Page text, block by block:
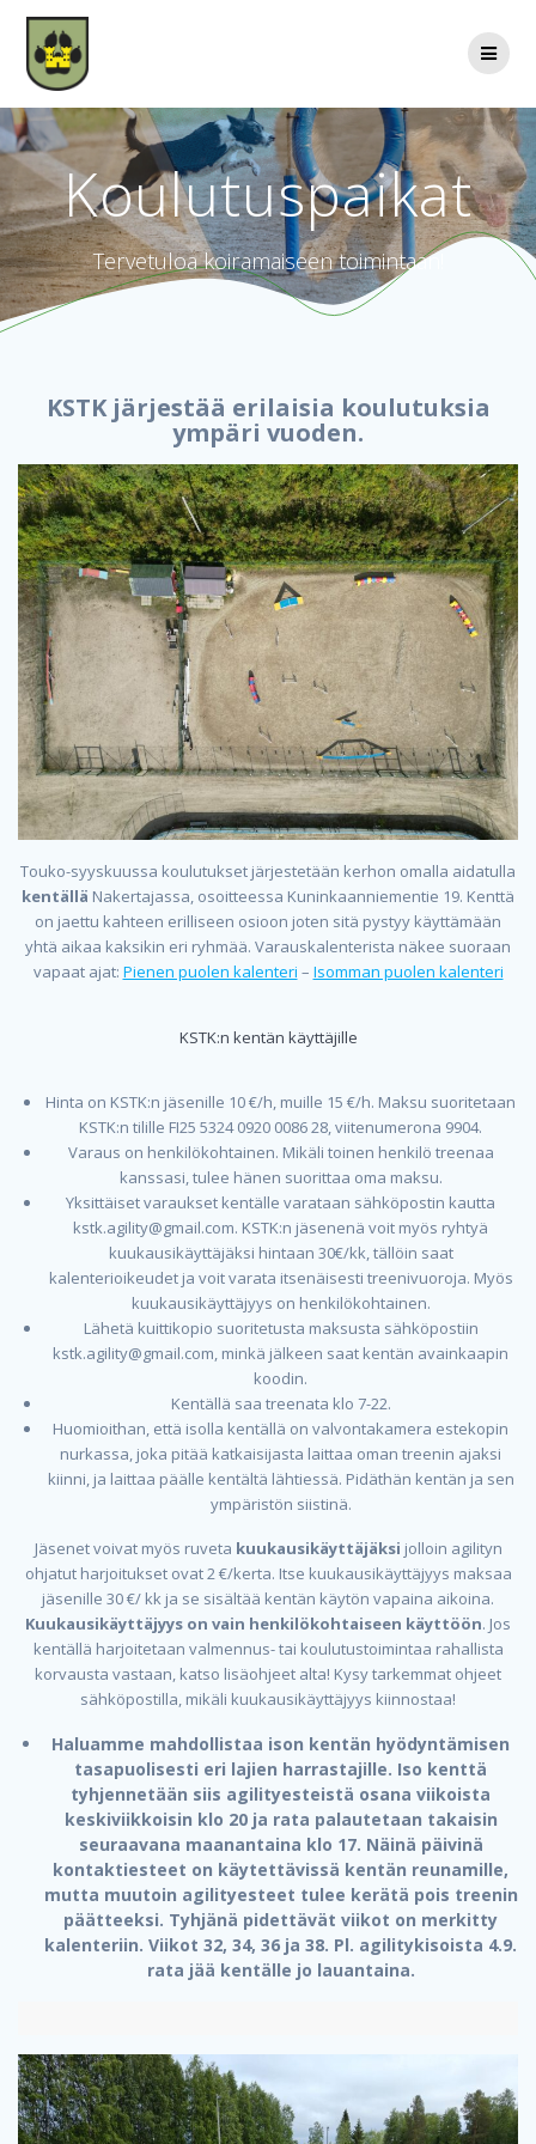
Koulutuspaikat
Tervetuloa koiramaiseen toimintaan!
KSTK järjestää erilaisia koulutuksia
ympäri vuoden.
Touko-syyskuussa koulutukset järjestetään kerhon omalla aidatulla
kentällä Nakertajassa, osoitteessa Kuninkaanniementie 19. Kenttä
on jaettu kahteen erilliseen osioon joten sitä pystyy käyttämään
yhtä aikaa kaksikin eri ryhmää. Varauskalenterista näkee suoraan
vapaat ajat: Pienen puolen kalenteri – Isomman puolen kalenteri
KSTK:n kentän käyttäjille
Hinta on KSTK:n jäsenille 10 €/h, muille 15 €/h. Maksu suoritetaan
KSTK:n tilille FI25 5324 0920 0086 28, viitenumerona 9904.
Varaus on henkilökohtainen. Mikäli toinen henkilö treenaa
kanssasi, tulee hänen suorittaa oma maksu.
Yksittäiset varaukset kentälle varataan sähköpostin kautta
kstk.agility@gmail.com. KSTK:n jäsenenä voit myös ryhtyä
kuukausikäyttäjäksi hintaan 30€/kk, tällöin saat
kalenterioikeudet ja voit varata itsenäisesti treenivuoroja. Myös
kuukausikäyttäjyys on henkilökohtainen.
Lähetä kuittikopio suoritetusta maksusta sähköpostiin
kstk.agility@gmail.com, minkä jälkeen saat kentän avainkaapin
koodin.
Kentällä saa treenata klo 7-22.
Huomioithan, että isolla kentällä on valvontakamera estekopin
nurkassa, joka pitää katkaisijasta laittaa oman treenin ajaksi
kiinni, ja laittaa päälle kentältä lähtiessä. Pidäthän kentän ja sen
ympäristön siistinä.
Jäsenet voivat myös ruveta kuukausikäyttäjäksi jolloin agilityn
ohjatut harjoitukset ovat 2 €/kerta. Itse kuukausikäyttäjyys maksaa
jäsenille 30 €/ kk ja se sisältää kentän käytön vapaina aikoina.
Kuukausikäyttäjyys on vain henkilökohtaiseen käyttöön. Jos
kentällä harjoitetaan valmennus- tai koulutustoimintaa rahallista
korvausta vastaan, katso lisäohjeet alta! Kysy tarkemmat ohjeet
sähköpostilla, mikäli kuukausikäyttäjyys kiinnostaa!
Haluamme mahdollistaa ison kentän hyödyntämisen
tasapuolisesti eri lajien harrastajille. Iso kenttä
tyhjennetään siis agilityesteistä osana viikoista
keskiviikkoisin klo 20 ja rata palautetaan takaisin
seuraavana maanantaina klo 17. Näinä päivinä
kontaktiesteet on käytettävissä kentän reunamille,
mutta muutoin agilityesteet tulee kerätä pois treenin
päätteeksi. Tyhjänä pidettävät viikot on merkitty
kalenteriin. Viikot 32, 34, 36 ja 38. Pl. agilitykisoista 4.9.
rata jää kentälle jo lauantaina.